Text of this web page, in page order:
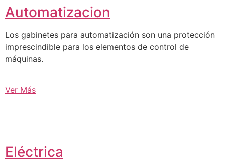
Automatizacion
Los gabinetes para automatización son una protección
imprescindible para los elementos de control de
máquinas.
Ver Más
Eléctrica